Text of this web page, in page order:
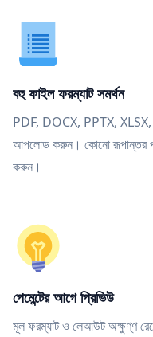
বহু ফাইল ফরম্যাট সমর্থন
PDF, DOCX, PPTX, XLSX,
আপলোড করুন। কোনো রূপান্তর
করুন।
পেমেন্টের আগে প্রিভিউ
মূল ফরম্যাট ও লেআউট অক্ষুণ্ণ